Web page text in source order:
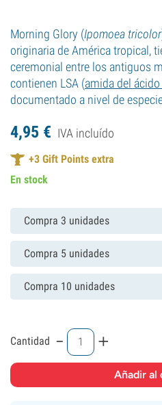
Morning Glory (Ipomoea tricolor
originaria de América tropical,
ceremonial entre los antiguos
contienen LSA (amida del
documentado a nivel de
4,95 € IVA incluído
+3 Gift Points extra
En stock
Compra 3 unidades
Compra 5 unidades
Compra 10 unidades
Cantidad - +